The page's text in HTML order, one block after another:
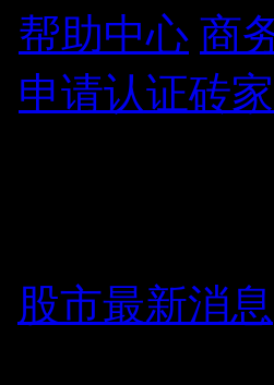
帮助中心 商
申请认证砖家
股市最新消息